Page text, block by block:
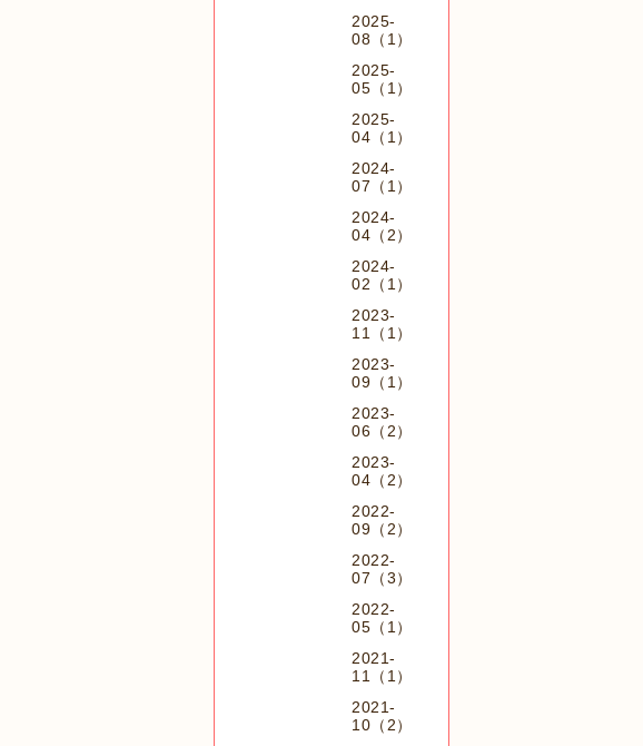
2025-
08（1）
2025-
05（1）
2025-
04（1）
2024-
07（1）
2024-
04（2）
2024-
02（1）
2023-
11（1）
2023-
09（1）
2023-
06（2）
2023-
04（2）
2022-
09（2）
2022-
07（3）
2022-
05（1）
2021-
11（1）
2021-
10（2）